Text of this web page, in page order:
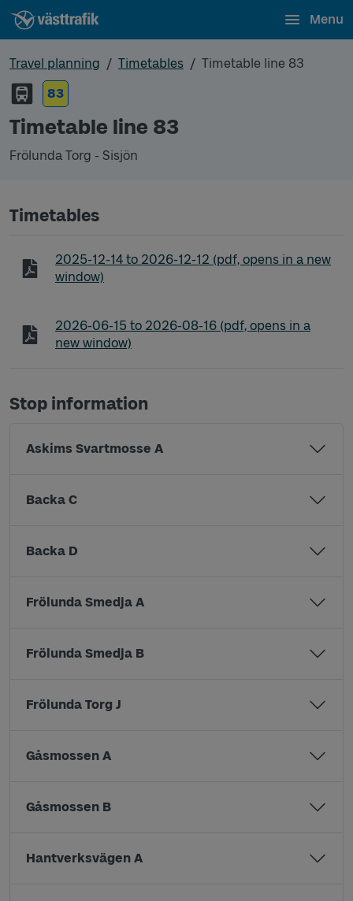
Menu
Travel planning Timetables
Timetable line 83
83
Timetable line 83
Frölunda Torg - Sisjön
Timetables
Timetable line 83 Frölunda Torg - Sisjön
2025-12-14 to 2026-12-12 (pdf, opens in a new
window)
Timetable line 83 Frölunda Torg - Sisjön
2026-06-15 to 2026-08-16 (pdf, opens in a
new window)
Stop information
Askims Svartmosse A
Backa C
Backa D
Frölunda Smedja A
Frölunda Smedja B
Frölunda Torg J
Gåsmossen A
Gåsmossen B
Hantverksvägen A